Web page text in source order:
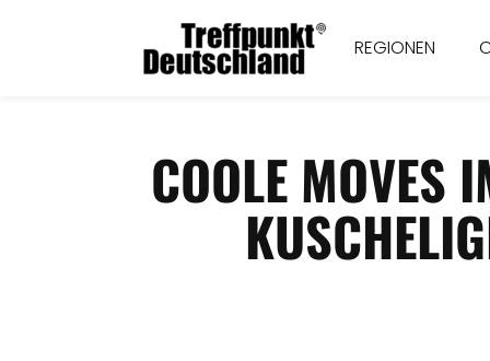
REGIONEN
COOLE MOVES